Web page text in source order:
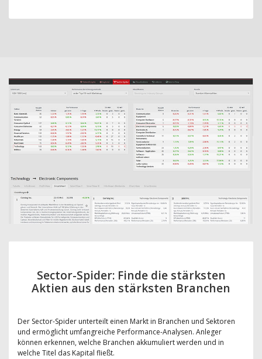
Sector-Spider: Finde die stärksten
Aktien aus den stärksten Branchen
Der Sector-Spider unterteilt einen Markt in Branchen und Sektoren
und ermöglicht umfangreiche Performance-Analysen. Anleger
können erkennen, welche Branchen akkumuliert werden und in
welche Titel das Kapital fließt.